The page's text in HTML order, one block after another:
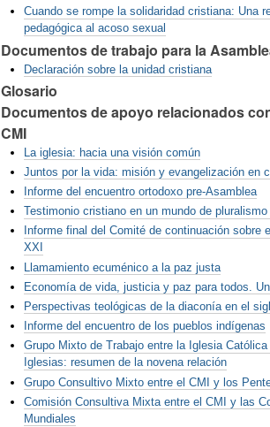
Cuando se rompe la solidaridad cristiana: Una
pedagógica al acoso sexual
Documentos de trabajo para la
Declaración sobre la unidad cristiana
Glosario
Documentos de apoyo relacionados
CMI
La iglesia: hacia una visión común
Juntos por la vida: misión y evangelización en
Informe del encuentro ortodoxo pre-Asamblea
Testimonio cristiano en un mundo de
Informe final del Comité de continuación sobre
XXI
Llamamiento ecuménico a la paz justa
Economía de vida, justicia y paz para todos.
Perspectivas teológicas de la diaconía en el
Informe del encuentro de los pueblos indígenas
Grupo Mixto de Trabajo entre la Iglesia
Iglesias: resumen de la novena relación
Grupo Consultivo Mixto entre el CMI y los
Comisión Consultiva Mixta entre el CMI y las
Mundiales